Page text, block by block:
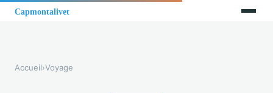
Accueil›Voyage